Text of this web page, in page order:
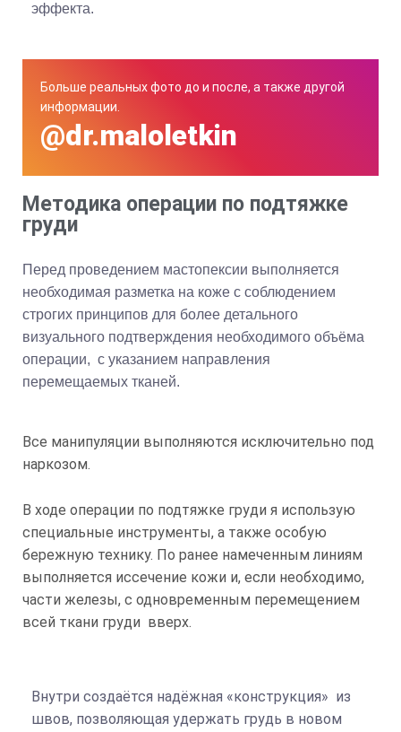
эффекта.
Больше реальных фото до и после, а также другой
информации.
@dr.maloletkin
Методика операции по подтяжке
груди
Перед проведением мастопексии выполняется
необходимая разметка на коже с соблюдением
строгих принципов для более детального
визуального подтверждения необходимого объёма
операции, с указанием направления
перемещаемых тканей.
Все манипуляции выполняются исключительно под
наркозом.
В ходе операции по подтяжке груди я использую
специальные инструменты, а также особую
бережную технику. По ранее намеченным линиям
выполняется иссечение кожи и, если необходимо,
части железы, с одновременным перемещением
всей ткани груди вверх.
Внутри создаётся надёжная «конструкция» из
швов, позволяющая удержать грудь в новом